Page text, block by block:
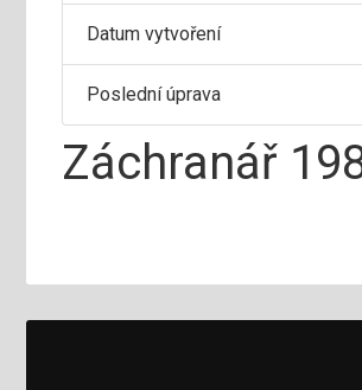
Datum vytvoření
Poslední úprava
Záchranář